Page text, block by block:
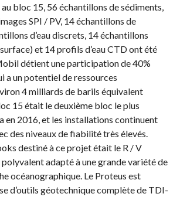
bloc 15, 56 échantillons de sédiments,
SPI / PV, 14 échantillons de
d’eau discrets, 14 échantillons
et 14 profils d’eau CTD ont été
détient une participation de 40%
a un potentiel de ressources
4 milliards de barils équivalent
15 était le deuxième bloc le plus
en 2016, et les installations continuent
des niveaux de fiabilité très élevés.
destiné à ce projet était le R / V
adapté à une grande variété de
océanographique. Le Proteus est
d’outils géotechnique complète de TDI-